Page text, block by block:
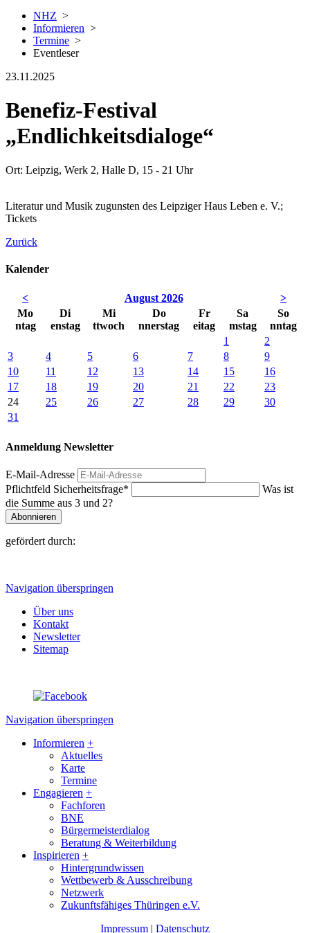
NHZ >
Informieren >
Termine >
Eventleser
23.11.2025
Benefiz-Festival
„Endlichkeitsdialoge“
Ort: Leipzig, Werk 2, Halle D, 15 - 21 Uhr
Literatur und Musik zugunsten des Leipziger Haus Leben e. V.;
Tickets
Zurück
Kalender
< August 2026
>
Mo
ntag
Di
enstag
Mi
ttwoch
Do
nnerstag
Fr
eitag
Sa
mstag
So
nntag
1
2
3
4 5 6 7 8
9
10
11 12 13 14 15
16
17
18 19 20 21 22
23
24
25 26 27 28 29
30
31
Anmeldung Newsletter
E-Mail-Adresse
Pflichtfeld Sicherheitsfrage*
Was ist
die Summe aus 3 und 2?
Abonnieren
gefördert durch:
Navigation überspringen
Über uns
Kontakt
Newsletter
Sitemap
Navigation überspringen
Informieren +
Aktuelles
Karte
Termine
Engagieren +
Fachforen
BNE
Bürgermeisterdialog
Beratung & Weiterbildung
Inspirieren +
Hintergrundwissen
Wettbewerb & Ausschreibung
Netzwerk
Zukunftsfähiges Thüringen e.V.
Impressum | Datenschutz